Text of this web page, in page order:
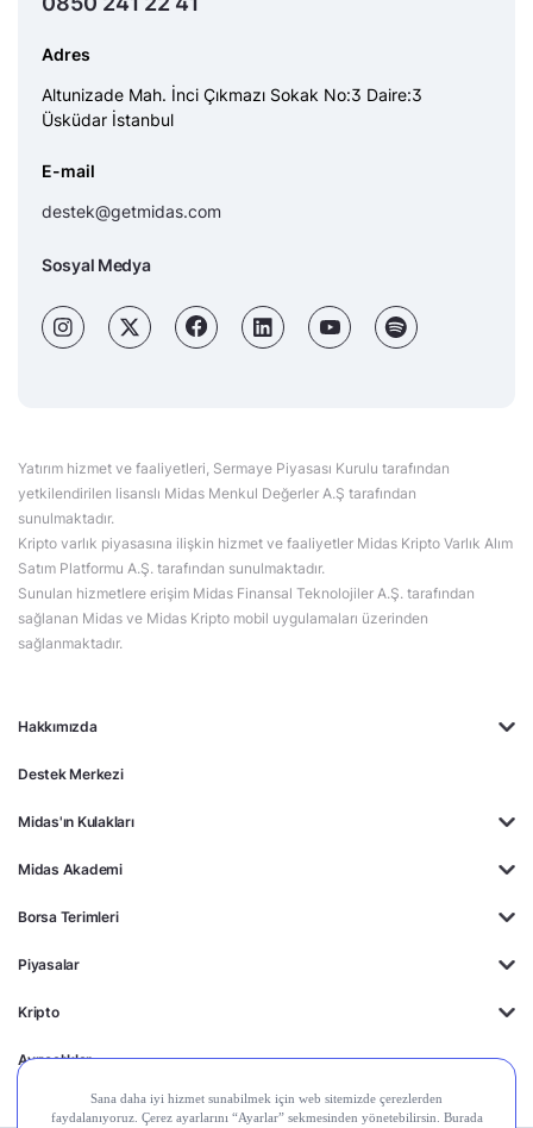
Hakkımızda
Destek Merkezi
Midas'ın Kulakları
Midas Akademi
Borsa Terimleri
Piyasalar
Kripto
Ayrıcalıklar
Adres
Altunizade Mah. İnci Çıkmazı Sokak No:3 Daire:3
Üsküdar İstanbul
E-mail
destek@getmidas.com
Sosyal Medya
Yatırım hizmet ve faaliyetleri, Sermaye Piyasası Kurulu tarafından
yetkilendirilen lisanslı Midas Menkul Değerler A.Ş tarafından
sunulmaktadır.
Kripto varlık piyasasına ilişkin hizmet ve faaliyetler Midas Kripto Varlık Alım
Satım Platformu A.Ş. tarafından sunulmaktadır.
Sunulan hizmetlere erişim Midas Finansal Teknolojiler A.Ş. tarafından
sağlanan Midas ve Midas Kripto mobil uygulamaları üzerinden
sağlanmaktadır.